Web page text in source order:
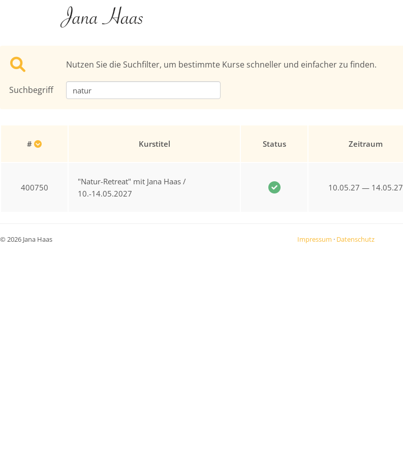
Nutzen Sie die Suchfilter, um bestimmte Kurse schneller und einfacher zu finden.
Suchbegriff
# Kurstitel Status Zeitraum
400750
"Natur-Retreat" mit Jana Haas /
10.-14.05.2027
10.05.27 — 14.05.27
© 2026 Jana Haas Impressum · Datenschutz